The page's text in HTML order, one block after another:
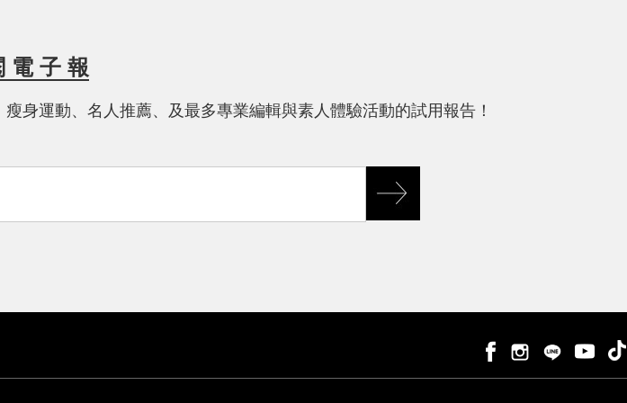
電 子 報
身運動、名人推薦、及最多專業編輯與素人體驗活動的試用報告！